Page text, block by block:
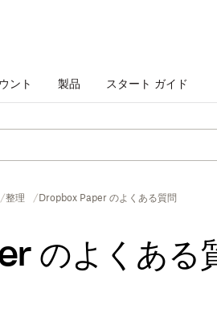
ント 製品 スタート ガイド
整理 Dropbox Paper のよくある質問
のよくある